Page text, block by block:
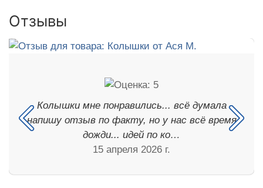
Отзывы
Колышки мне понравились... всё думала
напишу отзыв по факту, но у нас всё время
дожди... идей по ко…
15 апреля 2026 г.